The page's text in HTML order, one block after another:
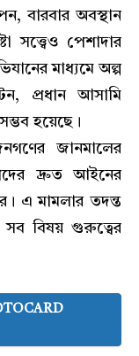
বারবার অবস্থান
সত্ত্বেও পেশাদার
মাধ্যমে অল্প
প্রধান আসামি
হয়েছে।
জানমালের
দ্রুত আইনের
এ মামলার তদন্ত
সব বিষয় গুরুত্বের